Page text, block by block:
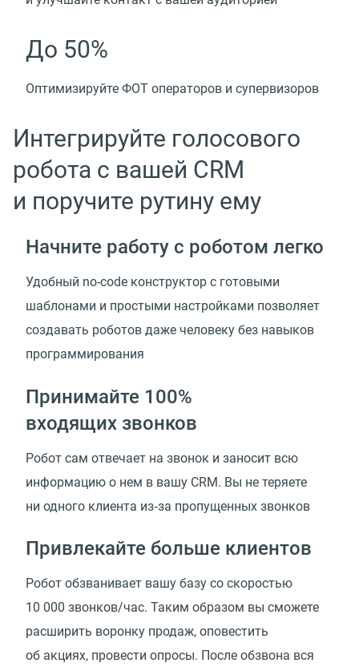
До 50%
Оптимизируйте ФОТ операторов и супервизоров
Интегрируйте голосового
робота с вашей CRM
и поручите рутину ему
Начните работу с роботом легко
Удобный no-code конструктор с готовыми
шаблонами и простыми настройками позволяет
создавать роботов даже человеку без навыков
программирования
Принимайте 100%
входящих звонков
Робот сам отвечает на звонок и заносит всю
информацию о нем в вашу CRM. Вы не теряете
ни одного клиента из‑за пропущенных звонков
Привлекайте больше клиентов
Робот обзванивает вашу базу со скоростью
10 000 звонков/час. Таким образом вы сможете
расширить воронку продаж, оповестить
об акциях, провести опросы. После обзвона вся